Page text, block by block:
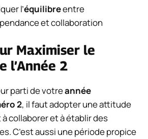
l’équilibreentre
et collaboration
Maximiser le
l’Année 2
parti de votreannée
2, il faut adopter une attitude
collaborer et à établir des
C’est aussi une période propice